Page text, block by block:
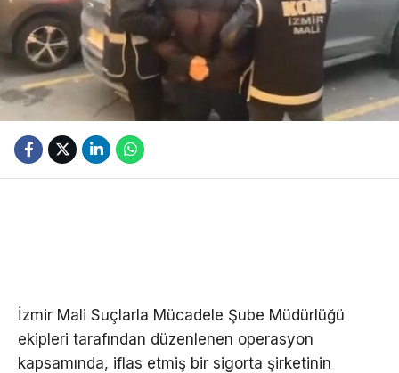
İzmir Mali Suçlarla Mücadele Şube Müdürlüğü
ekipleri tarafından düzenlenen operasyon
kapsamında, iflas etmiş bir sigorta şirketinin